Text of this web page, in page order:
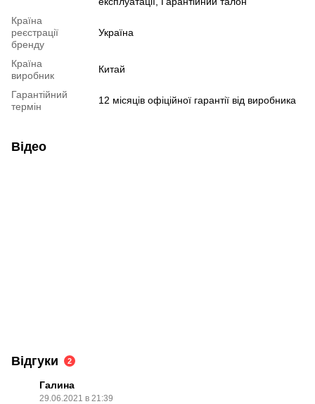
Країна
реєстрації
бренду
Україна
Країна
виробник
Китай
Гарантійний
термін
12 місяців офіційної гарантії від виробника
Відео
Відгуки 2
Галина
29.06.2021 в 21:39